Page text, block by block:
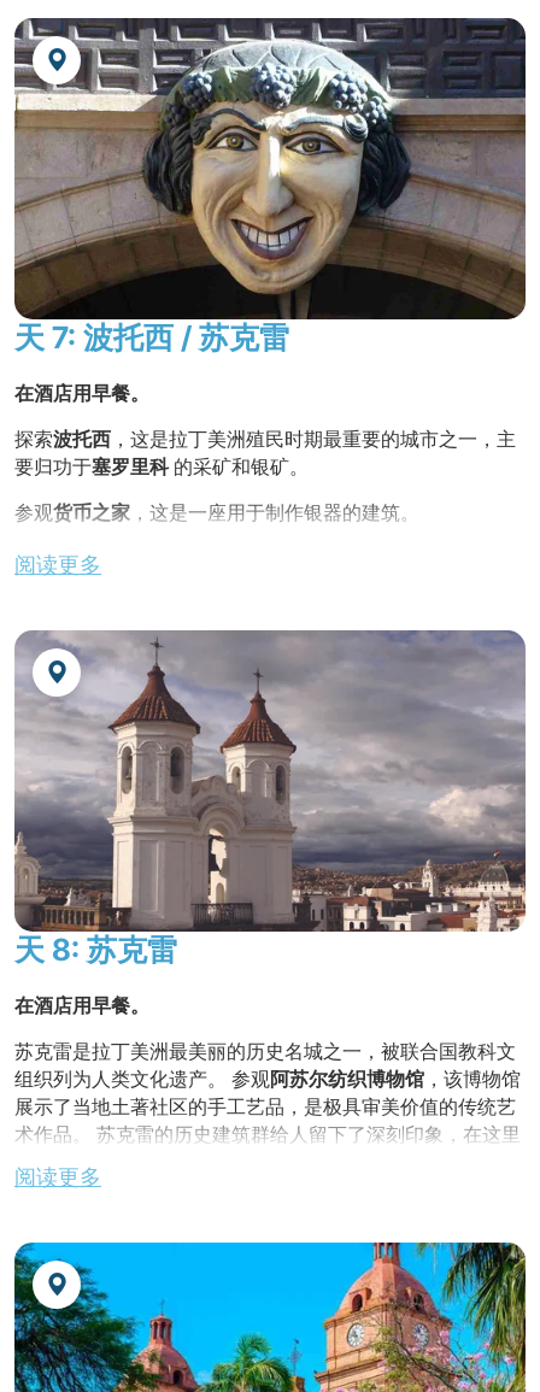
探索因卡瓦西岛，被亲切地称为“鱼岛”，坐落在广阔的盐沙
漠中。 这里是乌尤尼盐湖游人最多的地方。 这里长满了仙人
掌，有的超过十米。 结束对科尔查尼村的参观，这里的社区
每年采盐近 20 000 吨。 参观盐提炼中心。 出发前往波托
西，途中穿越美丽的安第斯山脉。
不含晚餐。
夜宿酒店
天 7: 波托西 / 苏克雷
在酒店用早餐。
探索波托西 ，这是拉丁美洲殖民时期最重要的城市之一，主
要归功于塞罗里科的采矿和银矿。
参观货币之家 ，这是一座用于制作银器的建筑。
继续前往主广场和周围的街道，欣赏
参观一个小型合作社矿场。
这里生动地矿工们如何忍受在山上采掘的艰苦工作条件，以
便从山中提取宝贵的资源。 提供参观该矿所需的设备。
金巴雅拉丁美洲 独家特色！
午餐时，在矿区的一家餐馆品尝 "石头汤"。
这是一种用紫色玉米粉熬制的浓汤，盛在一个加热的石碗
里，石碗可以炖煮汤汁，保持汤汁的温度。
驱车前往苏克雷市。
不含晚餐
夜宿酒店
阅读更多
天 8: 苏克雷
在酒店用早餐。
苏克雷是拉丁美洲最美丽的历史名城之一，被联合国教科文
组织列为人类文化遗产。 参观阿苏尔纺织博物馆 ，该博物馆
展示了当地土著社区的手工艺品，是极具审美价值的传统艺
术作品。 苏克雷的历史建筑群给人留下了深刻印象，在这里
您可以欣赏到
堂、行政大楼和
参观苏克雷的中心市场
，各种新鲜水果和蔬菜琳琅满目，充
满活力和色彩。
在历史中心的一家餐厅享用午餐。
阅读更多